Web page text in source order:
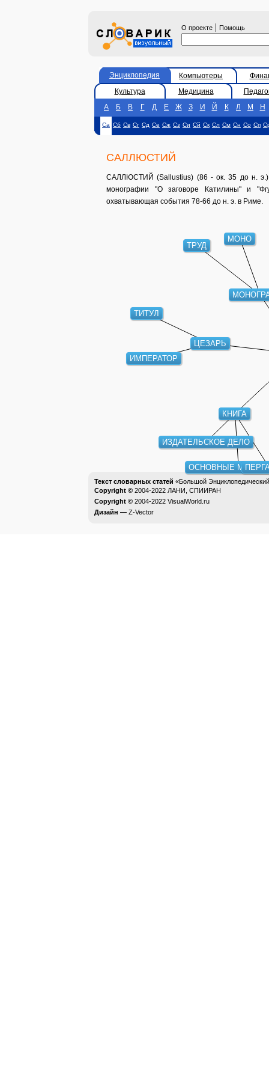
О проекте | Помощь
Энциклопедия Компьютеры
Культура
Медицина
А
Б В Г Д Е Ж З И Й К Л М Н
Са Сб Св Сг Сд Се Сж Сз Си Сй Ск Сл См Сн Со Сп
САЛЛЮСТИЙ
САЛЛЮСТИЙ (Sallustius) (86 - ок. 35 до н. э.)
монографии "О заговоре Катилины" и
охватывающая события 78-66 до н. э. в Риме.
ЦЕЗАРЬ
КНИГА
ТИТУЛ
ИМПЕРАТОР
МОНО
ТРУД
ОСНОВНЫЕ
ИЗДАТЕЛЬСКОЕ ДЕЛО
Текст словарных статей «Большой
Copyright © 2004-2022 ЛАНИ, СПИИРАН
Copyright © 2004-2022 VisualWorld.ru
Дизайн — Z-Vector